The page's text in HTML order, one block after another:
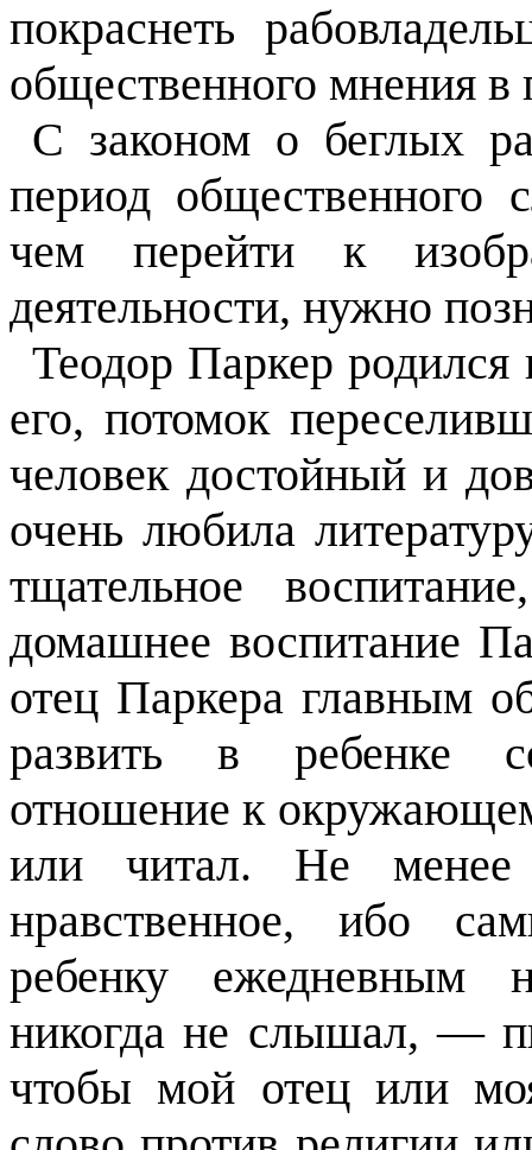
покраснеть
общественного мнения в
С законом о беглых
период общественного
чем перейти к
деятельности, нужно
Теодор Паркер родился
его, потомок
человек достойный и
очень любила
тщательное
домашнее воспитание
отец Паркера главным
развить в ребенке
отношение к
или читал. Не менее
нравственное, ибо
ребенку ежедневным
никогда не слышал, —
чтобы мой отец или